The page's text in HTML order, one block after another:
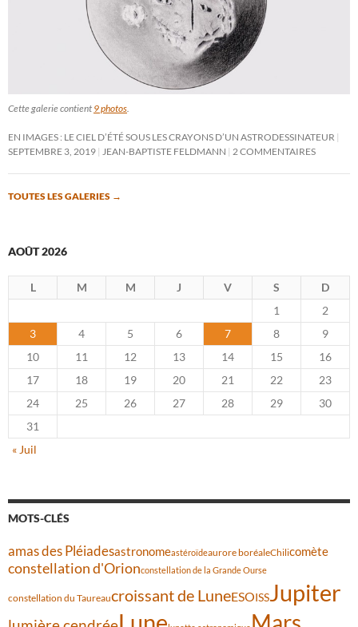
Cette galerie contient 9 photos
EN IMAGES : LE CIEL D’ÉTÉ SOUS LES CRAYONS D’UN ASTRODESSINATEUR
SEPTEMBRE 3, 2019
JEAN-BAPTISTE FELDMANN 2 COMMENTAIRES
TOUTES LES GALERIES →
AOÛT 2026
L M M J V S
D
1
2
3
4 5 6 7 8
9
10
11 12 13 14 15
16
17
18 19 20 21 22
23
24
25 26 27 28 29
30
31
« Juil
MOTS-CLÉS
amas des Pléiadesastronomeastéroïdeaurore boréaleChilicomète
constellation d'Orionconstellation de la Grande Ourse
constellation du Taureaucroissant de LuneESOISSJupiter